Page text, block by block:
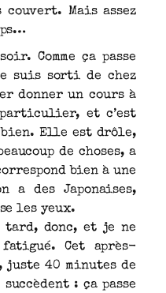
Mais assez
Comme ça passe
suis sorti de chez
donner un cours à
particulier, et c’est
bien. Elle est drôle,
de choses, a
bien à une
a des Japonaises,
les yeux.
tard, donc, et je ne
Cet après-
juste 40 minutes de
: ça passe